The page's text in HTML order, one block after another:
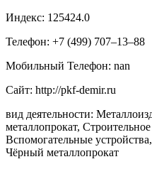
Индекс: 125424.0
Телефон: +7 (499) 707‒13‒88
Мобильный Телефон: nan
Сайт: http://pkf-demir.ru
вид деятельности:
металлопрокат,
Вспомогательные
Чёрный металлопрокат